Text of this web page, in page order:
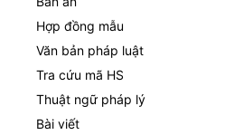
Hợp đồng mẫu
Văn bản pháp luật
Tra cứu mã HS
Thuật ngữ pháp lý
Bài viết